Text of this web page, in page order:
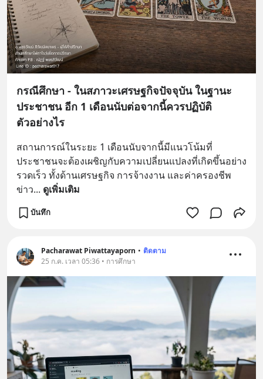
กรณีศึกษา - ในสภาวะเศรษฐกิจปัจจุบัน ในฐานะ
ประชาชน อีก 1 เดือนนับต่อจากนี้ควรปฏิบัติ
ตัวอย่างไร
สถานการณ์ในระยะ 1 เดือนนับจากนี้มีแนวโน้มที่
ประชาชนจะต้องเผชิญกับความเปลี่ยนแปลงที่เกิดขึ้นอย่าง
รวดเร็ว ทั้งด้านเศรษฐกิจ การจ้างงาน และค่าครองชีพ
ข่าว... ดูเพิ่มเติม
บันทึก
Pacharawat Piwattayaporn • ติดตาม
25 ก.ค. เวลา 05:36 • การศึกษา